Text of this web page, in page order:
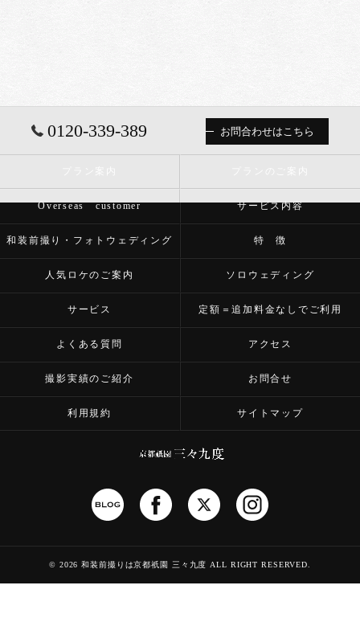
0120-339-389 お問合わせはこちら
Overseas customer サービス内容
和装前撮り・フォトウェディング 特 徴
人気ロケのご案内 ソロウェディング
サービス 定額＝追加料金なしでご利用
よくある質問 アクセス
撮影実績のご紹介 お問合せ
利用規約 サイトマップ
© 2026 和装前撮りは京都祇園 三々九度 ALL RIGHT RESERVED.